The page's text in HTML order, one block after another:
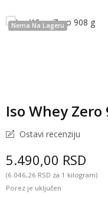
Nema Na Lageru
Iso Whey Zero
Ostavi recenziju
5.490,00 RSD
(6.046,26 RSD za 1 kilogram)
Porez je uključen